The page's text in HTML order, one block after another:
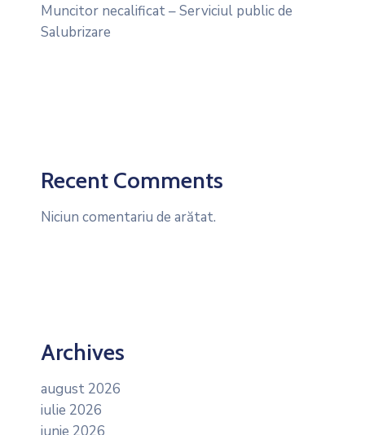
Muncitor necalificat – Serviciul public de
Salubrizare
Recent Comments
Niciun comentariu de arătat.
Archives
august 2026
iulie 2026